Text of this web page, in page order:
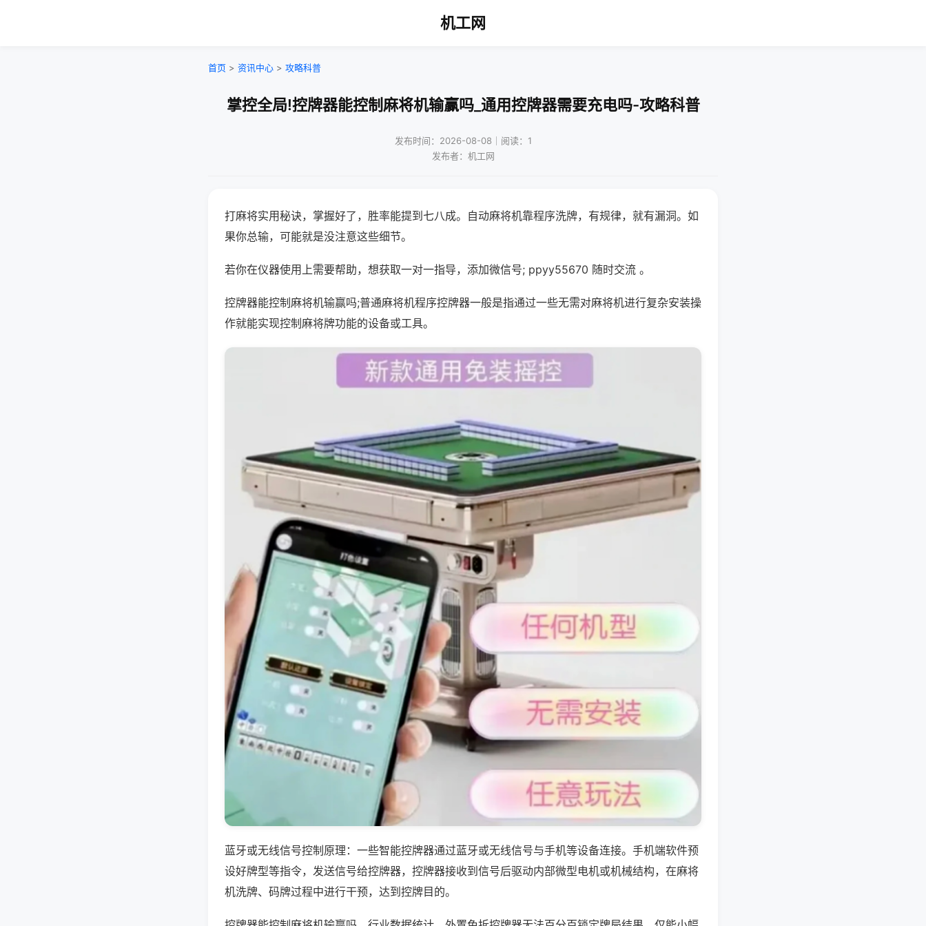
机工网
首页 > 资讯中心 > 攻略科普
掌控全局!控牌器能控制麻将机输赢吗_通用控牌器需要充电吗-攻略科普
发布时间：2026-08-08｜阅读：1
发布者：机工网
打麻将实用秘诀，掌握好了，胜率能提到七八成。自动麻将机靠程序洗牌，有规律，就有漏洞。如
果你总输，可能就是没注意这些细节。
若你在仪器使用上需要帮助，想获取一对一指导，添加微信号; ppyy55670 随时交流 。
控牌器能控制麻将机输赢吗;普通麻将机程序控牌器一般是指通过一些无需对麻将机进行复杂安装操
作就能实现控制麻将牌功能的设备或工具。
蓝牙或无线信号控制原理：一些智能控牌器通过蓝牙或无线信号与手机等设备连接。手机端软件预
设好牌型等指令，发送信号给控牌器，控牌器接收到信号后驱动内部微型电机或机械结构，在麻将
机洗牌、码牌过程中进行干预，达到控牌目的。